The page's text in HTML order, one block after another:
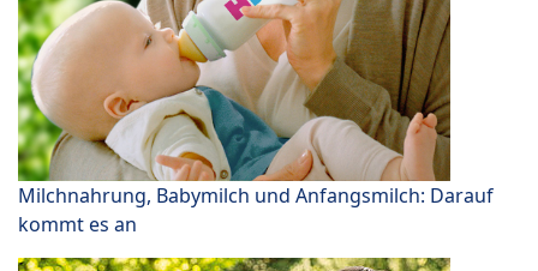
Milchnahrung, Babymilch und Anfangsmilch: Darauf
kommt es an